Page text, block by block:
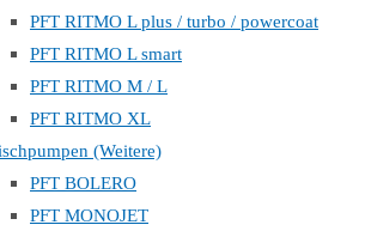
PFT RITMO L plus / turbo / powercoat
PFT RITMO L smart
PFT RITMO M / L
PFT RITMO XL
(Weitere)
PFT BOLERO
PFT MONOJET